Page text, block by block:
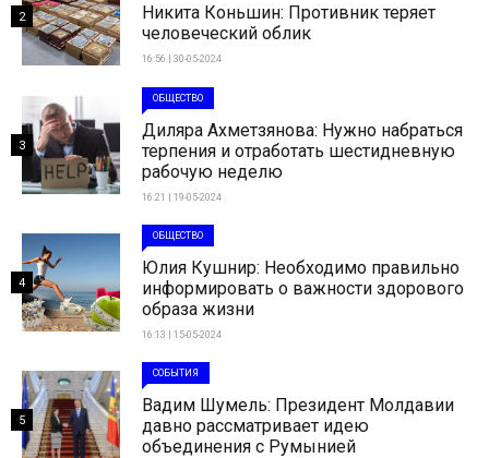
Никита Коньшин: Противник теряет
человеческий облик
16:56 | 30-05-2024
2
ОБЩЕСТВО
Диляра Ахметзянова: Нужно набраться
терпения и отработать шестидневную
рабочую неделю
16:21 | 19-05-2024
3
ОБЩЕСТВО
Юлия Кушнир: Необходимо правильно
информировать о важности здорового
образа жизни
16:13 | 15-05-2024
4
СОБЫТИЯ
Вадим Шумель: Президент Молдавии
давно рассматривает идею
объединения с Румынией
5